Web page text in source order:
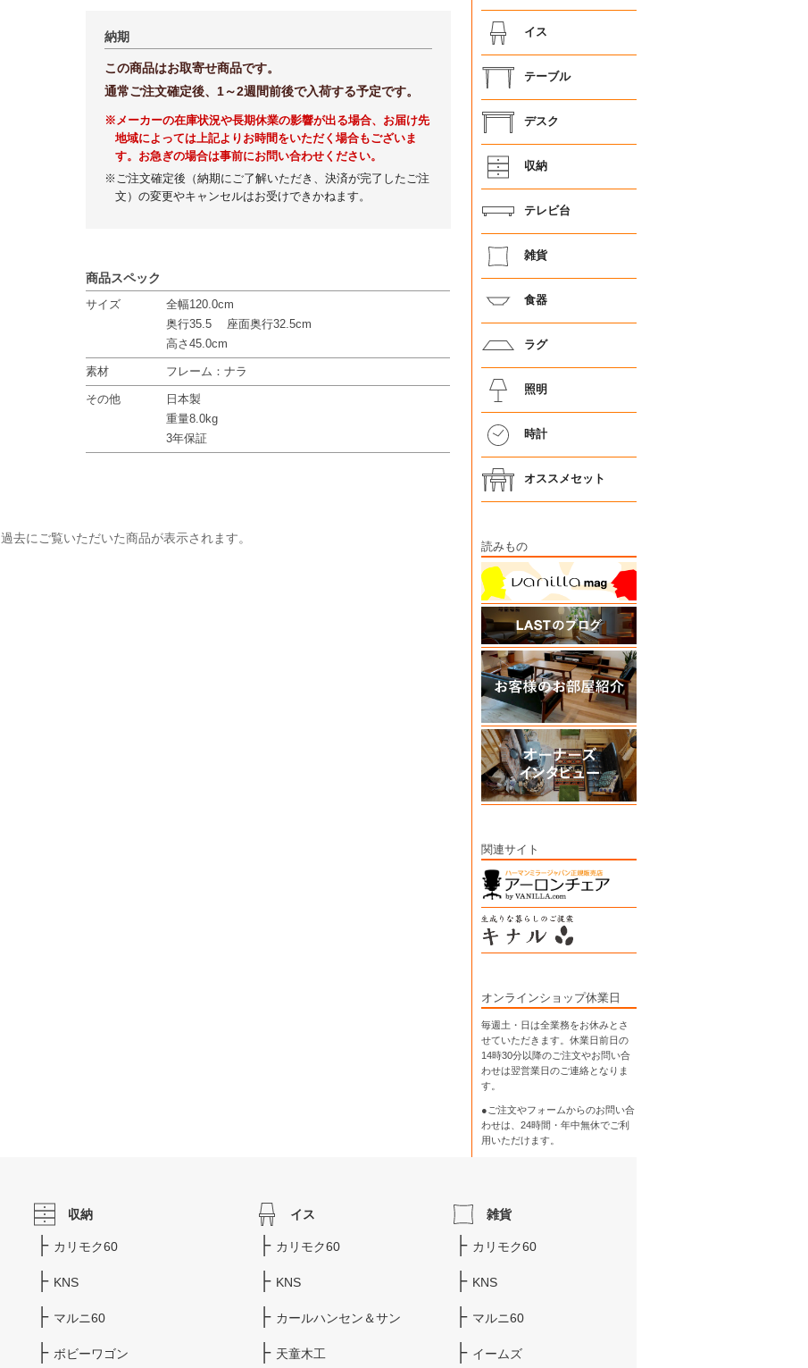
納期
この商品はお取寄せ商品です。
通常ご注文確定後、1～2週間前後で入荷する予定です。
※メーカーの在庫状況や長期休業の影響が出る場合、お届け先
地域によっては上記よりお時間をいただく場合もございま
す。お急ぎの場合は事前にお問い合わせください。
※ご注文確定後（納期にご了解いただき、決済が完了したご注
文）の変更やキャンセルはお受けできかねます。
商品スペック
サイズ
全幅120.0cm
奥行35.5 座面奥行32.5cm
高さ45.0cm
素材 フレーム：ナラ
その他
日本製
重量8.0kg
3年保証
過去にご覧いただいた商品が表示されます。
イス
テーブル
デスク
収納
テレビ台
雑貨
食器
ラグ
照明
時計
オススメセット
読みもの
関連サイト
オンラインショップ休業日
毎週土・日は全業務をお休みとさ
せていただきます。休業日前日の
14時30分以降のご注文やお問い合
わせは翌営業日のご連絡となりま
す。
●ご注文やフォームからのお問い合
わせは、 24時間・年中無休でご利
用いただけます。
収納
カリモク60
KNS
マルニ60
ボビーワゴン
イス
カリモク60
KNS
カールハンセン＆サン
天童木工
雑貨
カリモク60
KNS
マルニ60
イームズ